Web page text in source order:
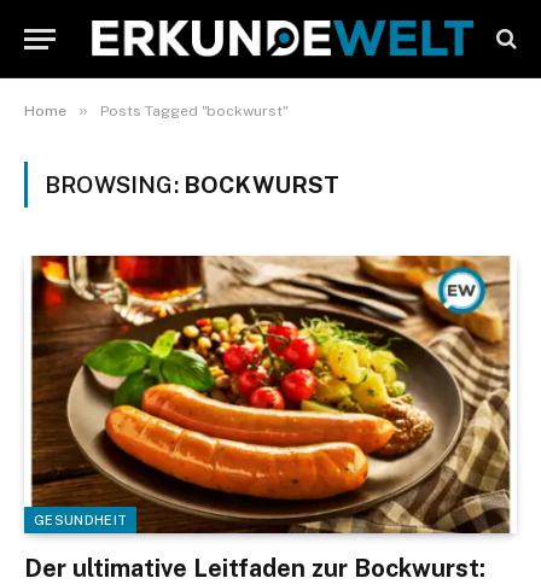
Home » Posts Tagged "bockwurst"
BROWSING: BOCKWURST
GESUNDHEIT
Der ultimative Leitfaden zur Bockwurst: